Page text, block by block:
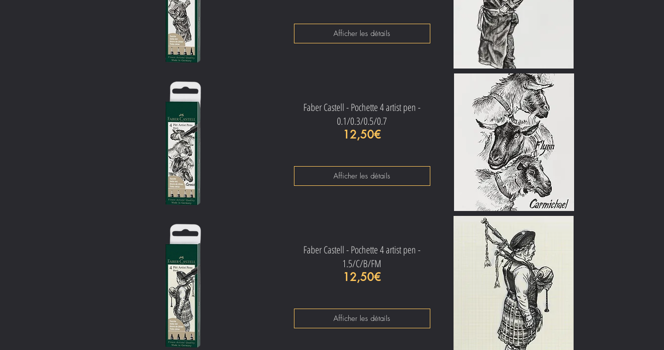
Afficher les détails
Faber Castell - Pochette 4 artist pen -
0.1/0.3/0.5/0.7
12,50€Prix
Afficher les détails
Faber Castell - Pochette 4 artist pen -
1.5/C/B/FM
12,50€Prix
Afficher les détails